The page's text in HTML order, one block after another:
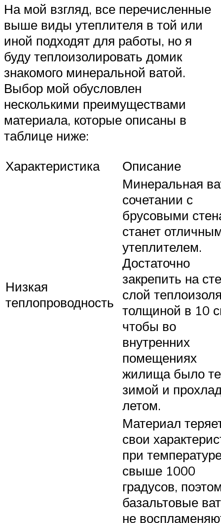
На мой взгляд, все перечисленные
выше виды утеплителя в той или
иной подходят для работы, но я
буду теплоизолировать домик
знакомого минеральной ватой.
Выбор мой обусловлен
несколькими преимуществами
материала, которые описаны в
таблице ниже:
Характеристика
Описание
Низкая
теплопроводность
Минеральная
сочетании с
брусовыми
станет
утеплителем.
Достаточно
закрепить на
слой
толщиной в 10
чтобы во
внутренних
помещениях
жилища было
зимой и
летом.
Материал
свои
при
свыше 1000
градусов,
базальтовые
не